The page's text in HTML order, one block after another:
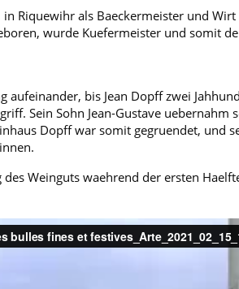
Riquewihr als Baeckermeister und
wurde Kuefermeister und somit
bis Jean Dopff zwei
Sein Sohn Jean-Gustave uebernahm
Dopff war somit gegruendet, und
Weinguts waehrend der ersten